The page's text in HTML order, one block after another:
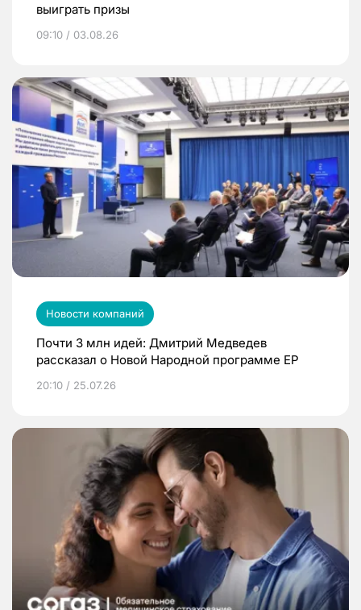
выиграть призы
09:10 / 03.08.26
Новости компаний
Почти 3 млн идей: Дмитрий Медведев
рассказал о Новой Народной программе ЕР
20:10 / 25.07.26